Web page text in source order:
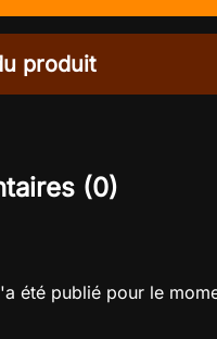
produit
(0)
été publié pour le